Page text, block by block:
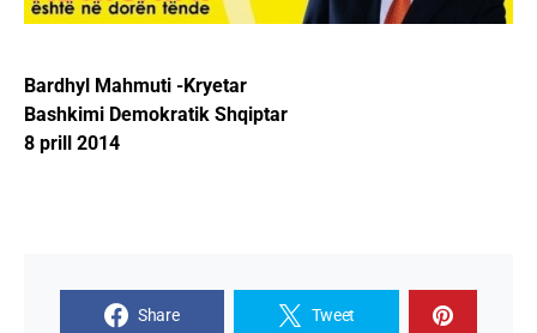
Bardhyl Mahmuti -Kryetar
Bashkimi Demokratik Shqiptar
8 prill 2014
Share Tweet